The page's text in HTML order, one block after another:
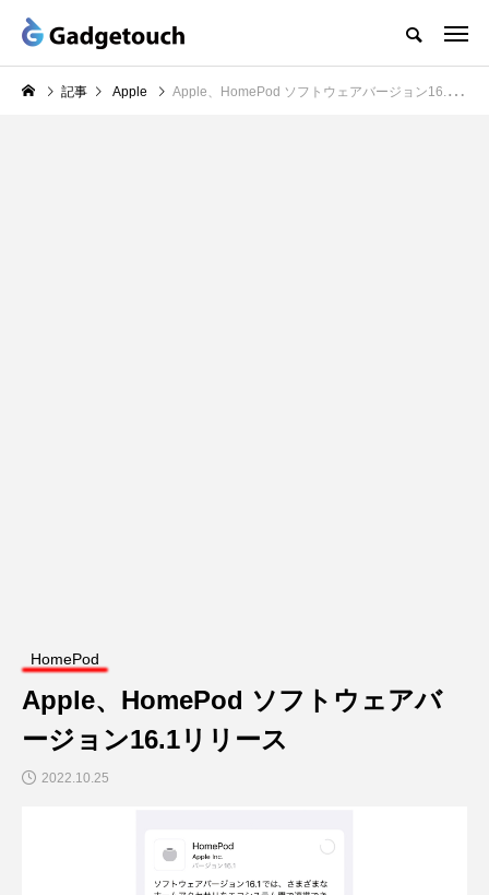
記事 Apple Apple、HomePod ソフトウェアバージョン16.1リリース
HomePod
Apple、HomePod ソフトウェアバ
ージョン16.1リリース
2022.10.25